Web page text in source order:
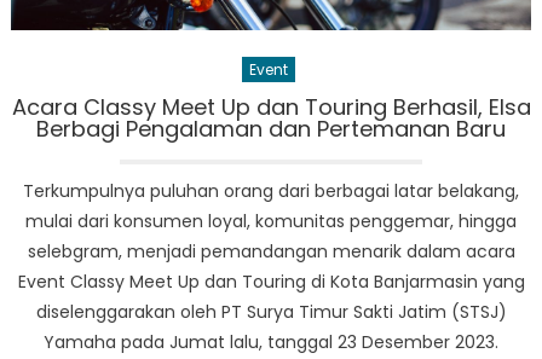
Event
Acara Classy Meet Up dan Touring Berhasil, Elsa
Berbagi Pengalaman dan Pertemanan Baru
Terkumpulnya puluhan orang dari berbagai latar belakang,
mulai dari konsumen loyal, komunitas penggemar, hingga
selebgram, menjadi pemandangan menarik dalam acara
Event Classy Meet Up dan Touring di Kota Banjarmasin yang
diselenggarakan oleh PT Surya Timur Sakti Jatim (STSJ)
Yamaha pada Jumat lalu, tanggal 23 Desember 2023.